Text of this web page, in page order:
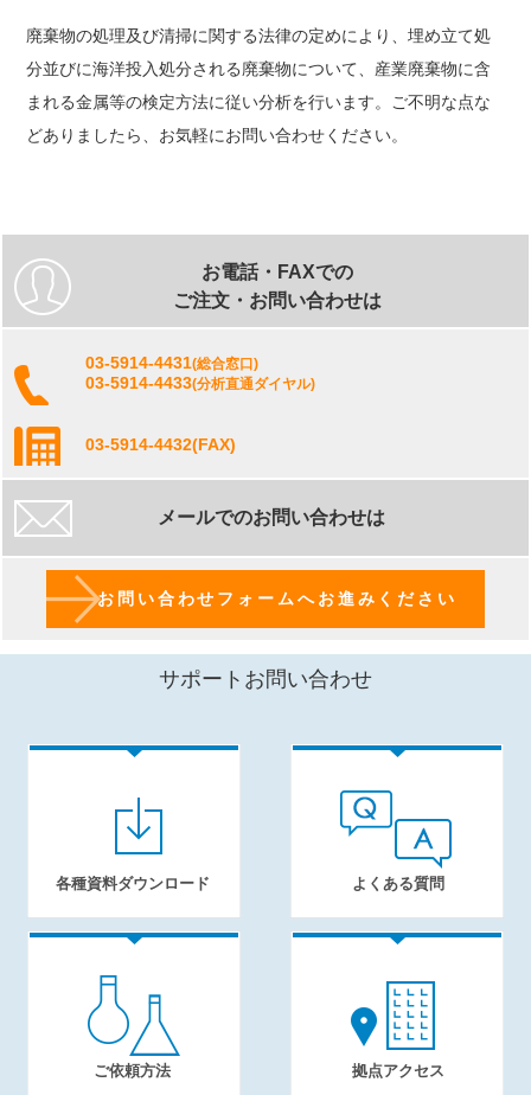
廃棄物の処理及び清掃に関する法律の定めにより、埋め立て処
分並びに海洋投入処分される廃棄物について、産業廃棄物に含
まれる金属等の検定方法に従い分析を行います。ご不明な点な
どありましたら、お気軽にお問い合わせください。
お電話・FAXでの
ご注文・お問い合わせは
03-5914-4431(総合窓口)
03-5914-4433(分析直通ダイヤル)
03-5914-4432(FAX)
メールでのお問い合わせは
お問い合わせフォームへお進みください
サポートお問い合わせ
各種資料ダウンロード よくある質問
ご依頼方法 拠点アクセス